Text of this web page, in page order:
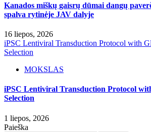
Kanados miškų gaisrų dūmai dangų
spalva rytinėje JAV dalyje
16 liepos, 2026
iPSC Lentiviral Transduction Protocol with
Selection
MOKSLAS
iPSC Lentiviral Transduction Protocol
Selection
1 liepos, 2026
Paieška